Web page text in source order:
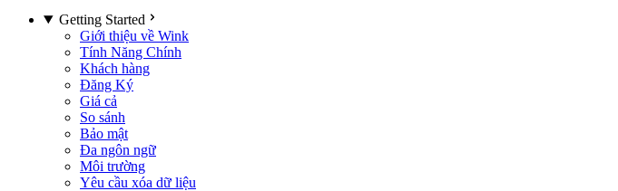
Getting Started
Giới thiệu về Wink
Tính Năng Chính
Khách hàng
Đăng Ký
Giá cả
So sánh
Bảo mật
Đa ngôn ngữ
Môi trường
Yêu cầu xóa dữ liệu